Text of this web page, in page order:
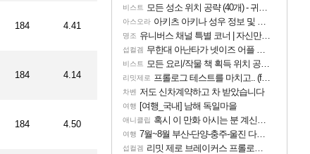
184 4.41
184 4.14
184 4.50
비스트 모든 성소 위치 공략 (40개) - 귀환한 영혼 도전과제
아스오라 아키츠 아키나 성우 정보 및 주요 필모
명조 유니버스 채널 특별 코너 | 자신만의 스타일
섭컬겜 무한대 아난타가 넷이즈 어플 달력에 일정 등록
비스트 모든 요리/작물 책 획득 위치 공략 (36개) - 미식가 도전과제
리밋제로 프롤로그 테스트를 마치고.. (feat. 리아)
차벤 저도 신차계약하고 차 받았습니다
여행 [여행_국내] 남해 독일마을
애니클립 혹시 이 만화 아시는 분 계신가요
여행 7월~8월 부산-단양-충주-울진 다녀왔어요~
섭컬겜 리밋 제로 브레이커스 프롤로그 테스트 후기 영상 업로드